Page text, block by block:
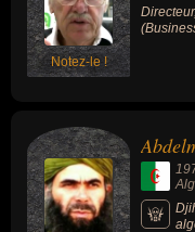
Notez-le !